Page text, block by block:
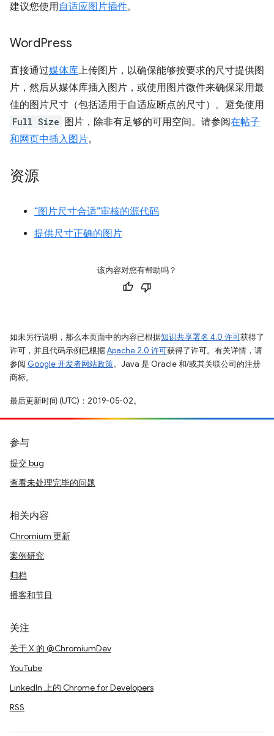
建议您使用自适应图片插件。
WordPress
直接通过媒体库上传图片，以确保能够按要求的尺寸提供图
片，然后从媒体库插入图片，或使用图片微件来确保采用最
佳的图片尺寸（包括适用于自适应断点的尺寸）。避免使用
Full Size 图片，除非有足够的可用空间。请参阅在帖子
和网页中插入图片。
资源
“图片尺寸合适”审核的源代码
提供尺寸正确的图片
该内容对您有帮助吗？
如未另行说明，那么本页面中的内容已根据知识共享署名 4.0 许可获得了
许可，并且代码示例已根据Apache 2.0 许可获得了许可。有关详情，请
参阅 Google 开发者网站政策。Java 是 Oracle 和/或其关联公司的注册
商标。
最后更新时间 (UTC)：2019-05-02。
参与
提交 bug
查看未处理完毕的问题
相关内容
Chromium 更新
案例研究
归档
播客和节目
关注
关于 X 的 @ChromiumDev
YouTube
LinkedIn 上的 Chrome for Developers
RSS